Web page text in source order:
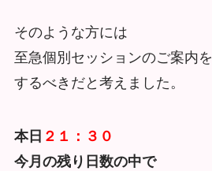
そのような方には
至急個別セッションのご案内を
するべきだと考えました。
本日 ２１：３０
今月の残り日数の中で